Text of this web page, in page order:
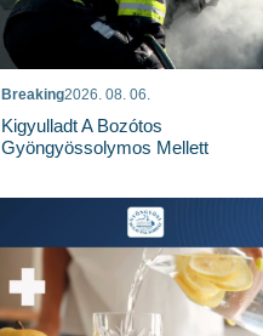
Breaking2026. 08. 06.
Kigyulladt A Bozótos
Gyöngyössolymos Mellett